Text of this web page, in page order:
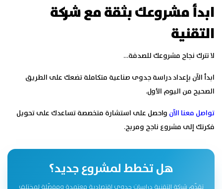
ابدأ مشروعك بثقة مع شركة
التقنية
لا تترك نجاح مشروعك للصدفة…
ابدأ الآن بإعداد دراسة جدوى صناعية متكاملة تضعك على الطريق
الصحيح من اليوم الأول.
تواصل معنا الآن واحصل على استشارة متخصصة تساعدك على تحويل
فكرتك إلى مشروع ناجح ومربح.
هل تخطط لمشروع جديد؟